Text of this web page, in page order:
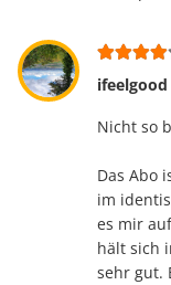
ifeelgood
Nicht so
Das Abo
im
es mir
hält sich
sehr gut.